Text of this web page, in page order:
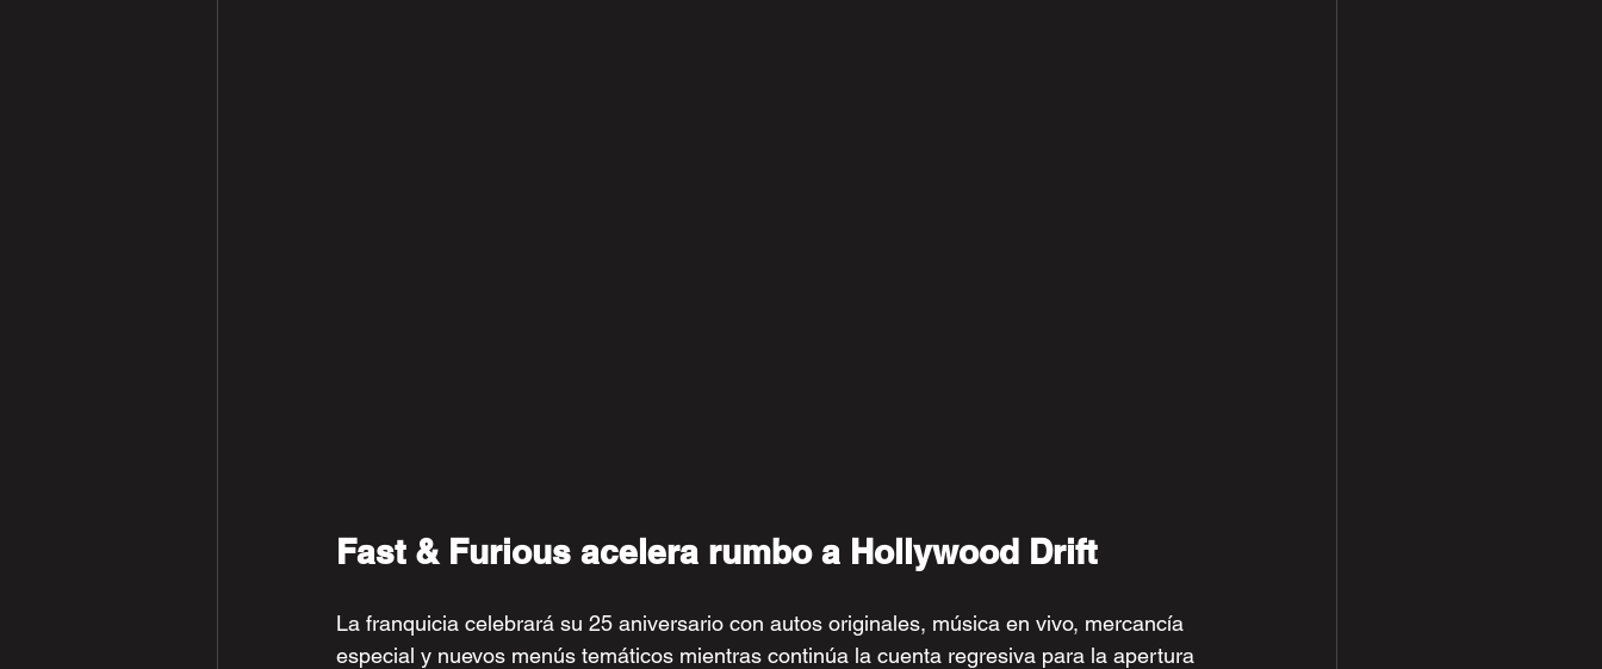
Fast & Furious acelera rumbo a Hollywood Drift
La franquicia celebrará su 25 aniversario con autos originales, música en vivo, mercancía
especial y nuevos menús temáticos mientras continúa la cuenta regresiva para la apertura